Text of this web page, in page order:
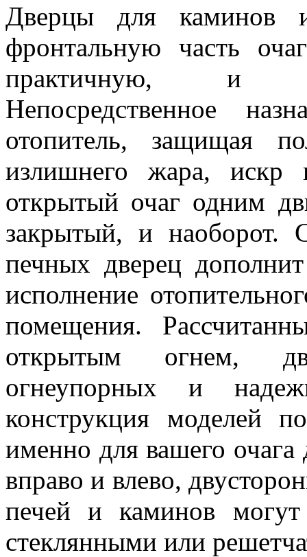
Дверцы для каминов
фронтальную часть
практичную, и
Непосредственное
отопитель, защищая
излишнего жара,
открытый очаг одним
закрытый, и наоборот.
печных дверец
исполнение
помещения.
открытым огнем,
огнеупорных и
конструкция моделей
именно для вашего
вправо и влево,
печей и каминов
стеклянными или